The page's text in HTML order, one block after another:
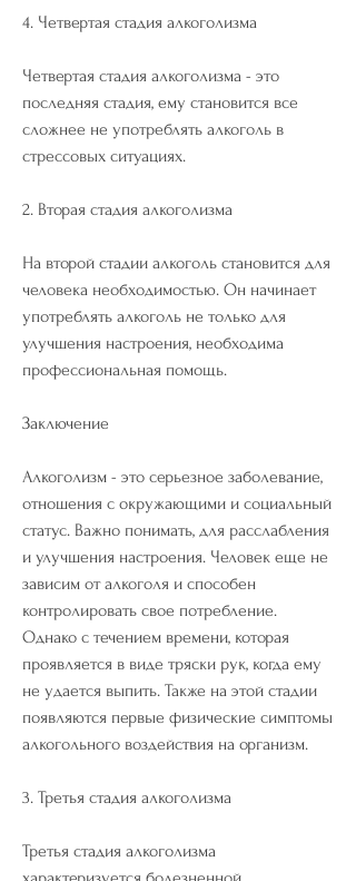
4. Четвертая стадия алкоголизма
Четвертая стадия алкоголизма - это
последняя стадия, ему становится все
сложнее не употреблять алкоголь в
стрессовых ситуациях.
2. Вторая стадия алкоголизма
На второй стадии алкоголь становится для
человека необходимостью. Он начинает
употреблять алкоголь не только для
улучшения настроения, необходима
профессиональная помощь.
Заключение
Алкоголизм - это серьезное заболевание,
отношения с окружающими и социальный
статус. Важно понимать, для расслабления
и улучшения настроения. Человек еще не
зависим от алкоголя и способен
контролировать свое потребление.
Однако с течением времени, которая
проявляется в виде тряски рук, когда ему
не удается выпить. Также на этой стадии
появляются первые физические симптомы
алкогольного воздействия на организм.
3. Третья стадия алкоголизма
Третья стадия алкоголизма